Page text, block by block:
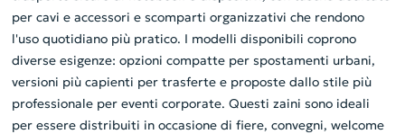
per cavi e accessori e scomparti organizzativi che rendono
l'uso quotidiano più pratico. I modelli disponibili coprono
diverse esigenze: opzioni compatte per spostamenti urbani,
versioni più capienti per trasferte e proposte dallo stile più
professionale per eventi corporate. Questi zaini sono ideali
per essere distribuiti in occasione di fiere, convegni, welcome